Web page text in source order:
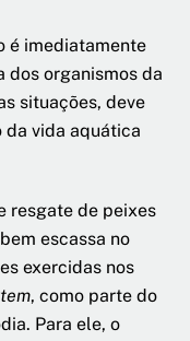
é imediatamente
dos organismos da
situações, deve
da vida aquática
resgate de peixes
escassa no
exercidas nos
, como parte do
Para ele, o